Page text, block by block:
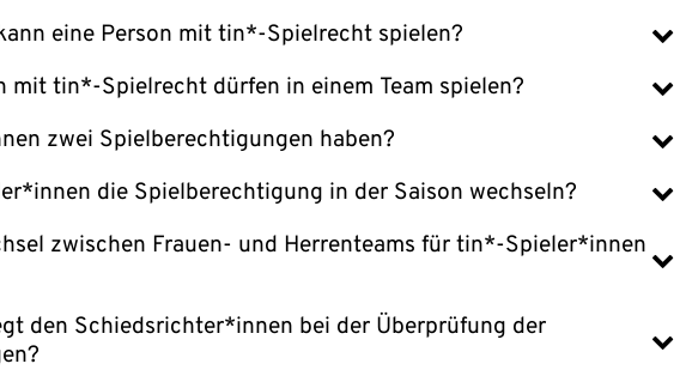
eine Person mit tin*-Spielrecht spielen?
mit tin*-Spielrecht dürfen in einem Team spielen?
zwei Spielberechtigungen haben?
die Spielberechtigung in der Saison wechseln?
zwischen Frauen- und Herrenteams für tin*-Spieler*innen
den Schiedsrichter*innen bei der Überprüfung der